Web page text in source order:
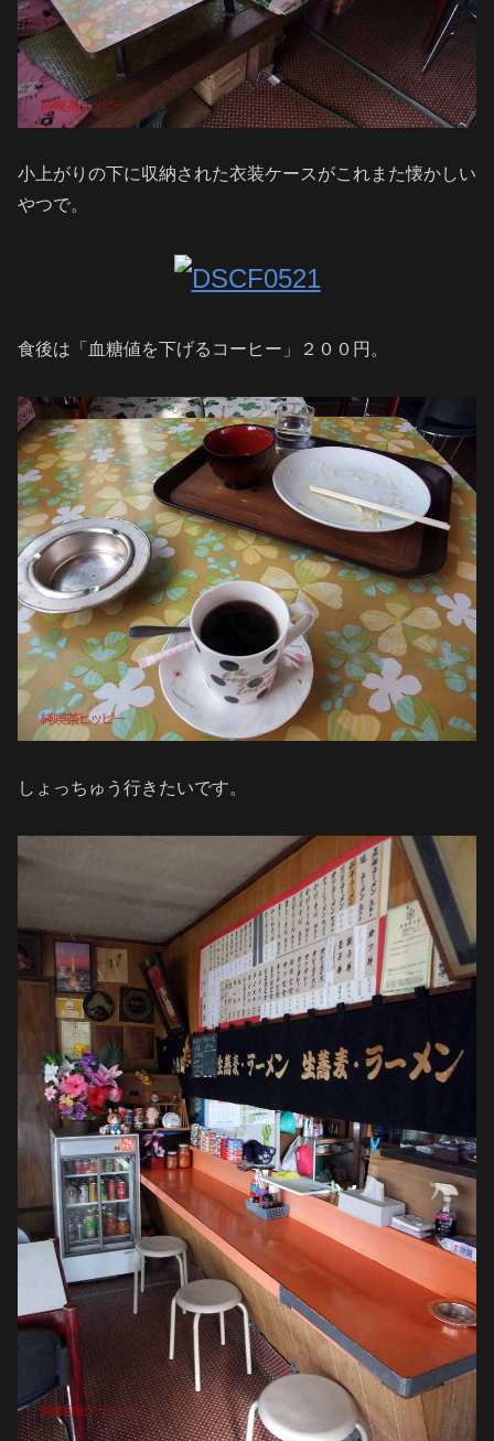
小上がりの下に収納された衣装ケースがこれまた懐かしい
やつで。
食後は「血糖値を下げるコーヒー」２００円。
しょっちゅう行きたいです。